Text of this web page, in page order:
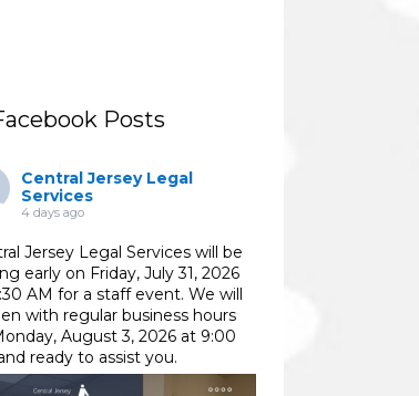
Posts
Central Jersey Legal
Services
4 days ago
Jersey Legal Services will be
early on Friday, July 31, 2026
AM for a staff event. We will
with regular business hours
August 3, 2026 at 9:00
ready to assist you.